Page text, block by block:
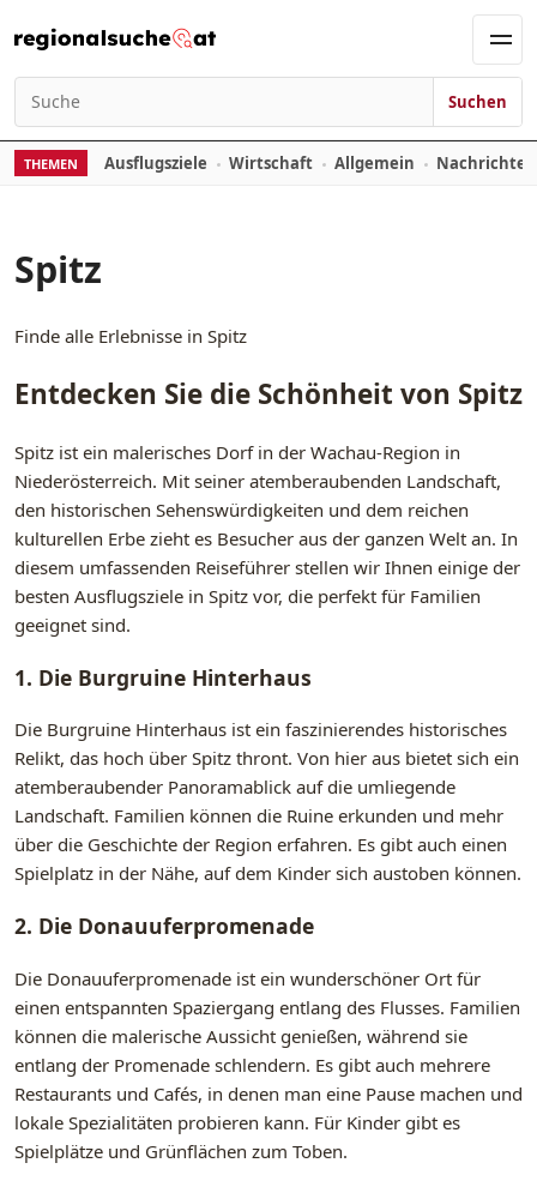
Suchen nach:
Suchen
THEMEN Ausflugsziele Wirtschaft Allgemein
Spitz
Finde alle Erlebnisse in Spitz
Entdecken Sie die Schönheit von Spitz
Spitz ist ein malerisches Dorf in der Wachau-Region in
Niederösterreich. Mit seiner atemberaubenden Landschaft,
den historischen Sehenswürdigkeiten und dem reichen
kulturellen Erbe zieht es Besucher aus der ganzen Welt an. In
diesem umfassenden Reiseführer stellen wir Ihnen einige der
besten Ausflugsziele in Spitz vor, die perfekt für Familien
geeignet sind.
1. Die Burgruine Hinterhaus
Die Burgruine Hinterhaus ist ein faszinierendes historisches
Relikt, das hoch über Spitz thront. Von hier aus bietet sich ein
atemberaubender Panoramablick auf die umliegende
Landschaft. Familien können die Ruine erkunden und mehr
über die Geschichte der Region erfahren. Es gibt auch einen
Spielplatz in der Nähe, auf dem Kinder sich austoben können.
2. Die Donauuferpromenade
Die Donauuferpromenade ist ein wunderschöner Ort für
einen entspannten Spaziergang entlang des Flusses. Familien
können die malerische Aussicht genießen, während sie
entlang der Promenade schlendern. Es gibt auch mehrere
Restaurants und Cafés, in denen man eine Pause machen und
lokale Spezialitäten probieren kann. Für Kinder gibt es
Spielplätze und Grünflächen zum Toben.